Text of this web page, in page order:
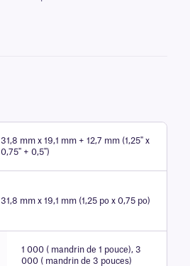
31,8 mm x 19,1 mm + 12,7 mm (1,25" x
0,75" + 0,5")
31,8 mm x 19,1 mm (1,25 po x 0,75 po)
1 000 ( mandrin de 1 pouce), 3
000 ( mandrin de 3 pouces)